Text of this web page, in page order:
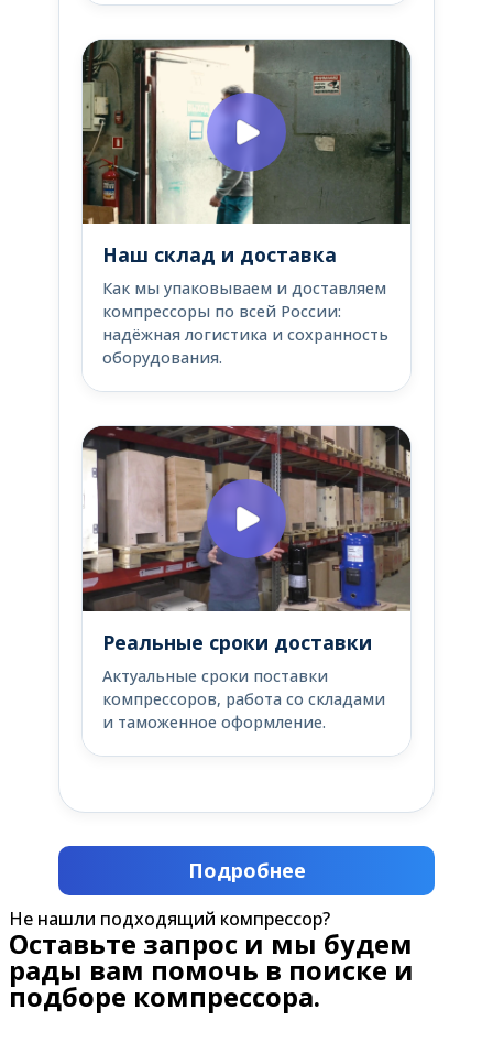
Наш склад и доставка
Как мы упаковываем и доставляем
компрессоры по всей России:
надёжная логистика и сохранность
оборудования.
Реальные сроки доставки
Актуальные сроки поставки
компрессоров, работа со складами
и таможенное оформление.
Подробнее
Не нашли подходящий компрессор?
Оставьте запрос и мы будем
рады вам помочь в поиске и
подборе компрессора.